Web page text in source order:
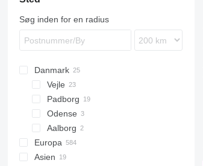
Søg inden for en radius
Danmark
Vejle
Padborg
Odense
Aalborg
Europa
Polen
Asien